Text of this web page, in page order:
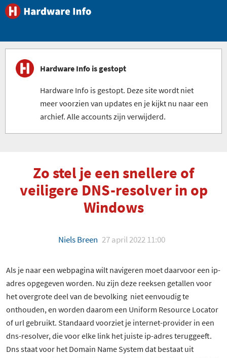
Hardware Info is gestopt
Hardware Info is gestopt. Deze site wordt niet
meer voorzien van updates en je kijkt nu naar een
archief. Alle accounts zijn verwijderd.
Zo stel je een snellere of
veiligere DNS-resolver in op
Windows
Niels Breen 27 april 2022 11:00
Als je naar een webpagina wilt navigeren moet daarvoor een ip-
adres opgegeven worden. Nu zijn deze reeksen getallen voor
het overgrote deel van de bevolking niet eenvoudig te
onthouden, en worden daarom een Uniform Resource Locator
of url gebruikt. Standaard voorziet je internet-provider in een
dns-resolver, die voor elke link het juiste ip-adres teruggeeft.
Dns staat voor het Domain Name System dat bestaat uit